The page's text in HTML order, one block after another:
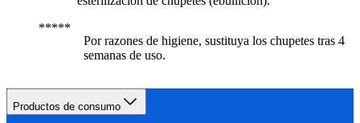
Por razones de higiene, sustituya los chupetes tras 4
semanas de uso.
Productos de consumo